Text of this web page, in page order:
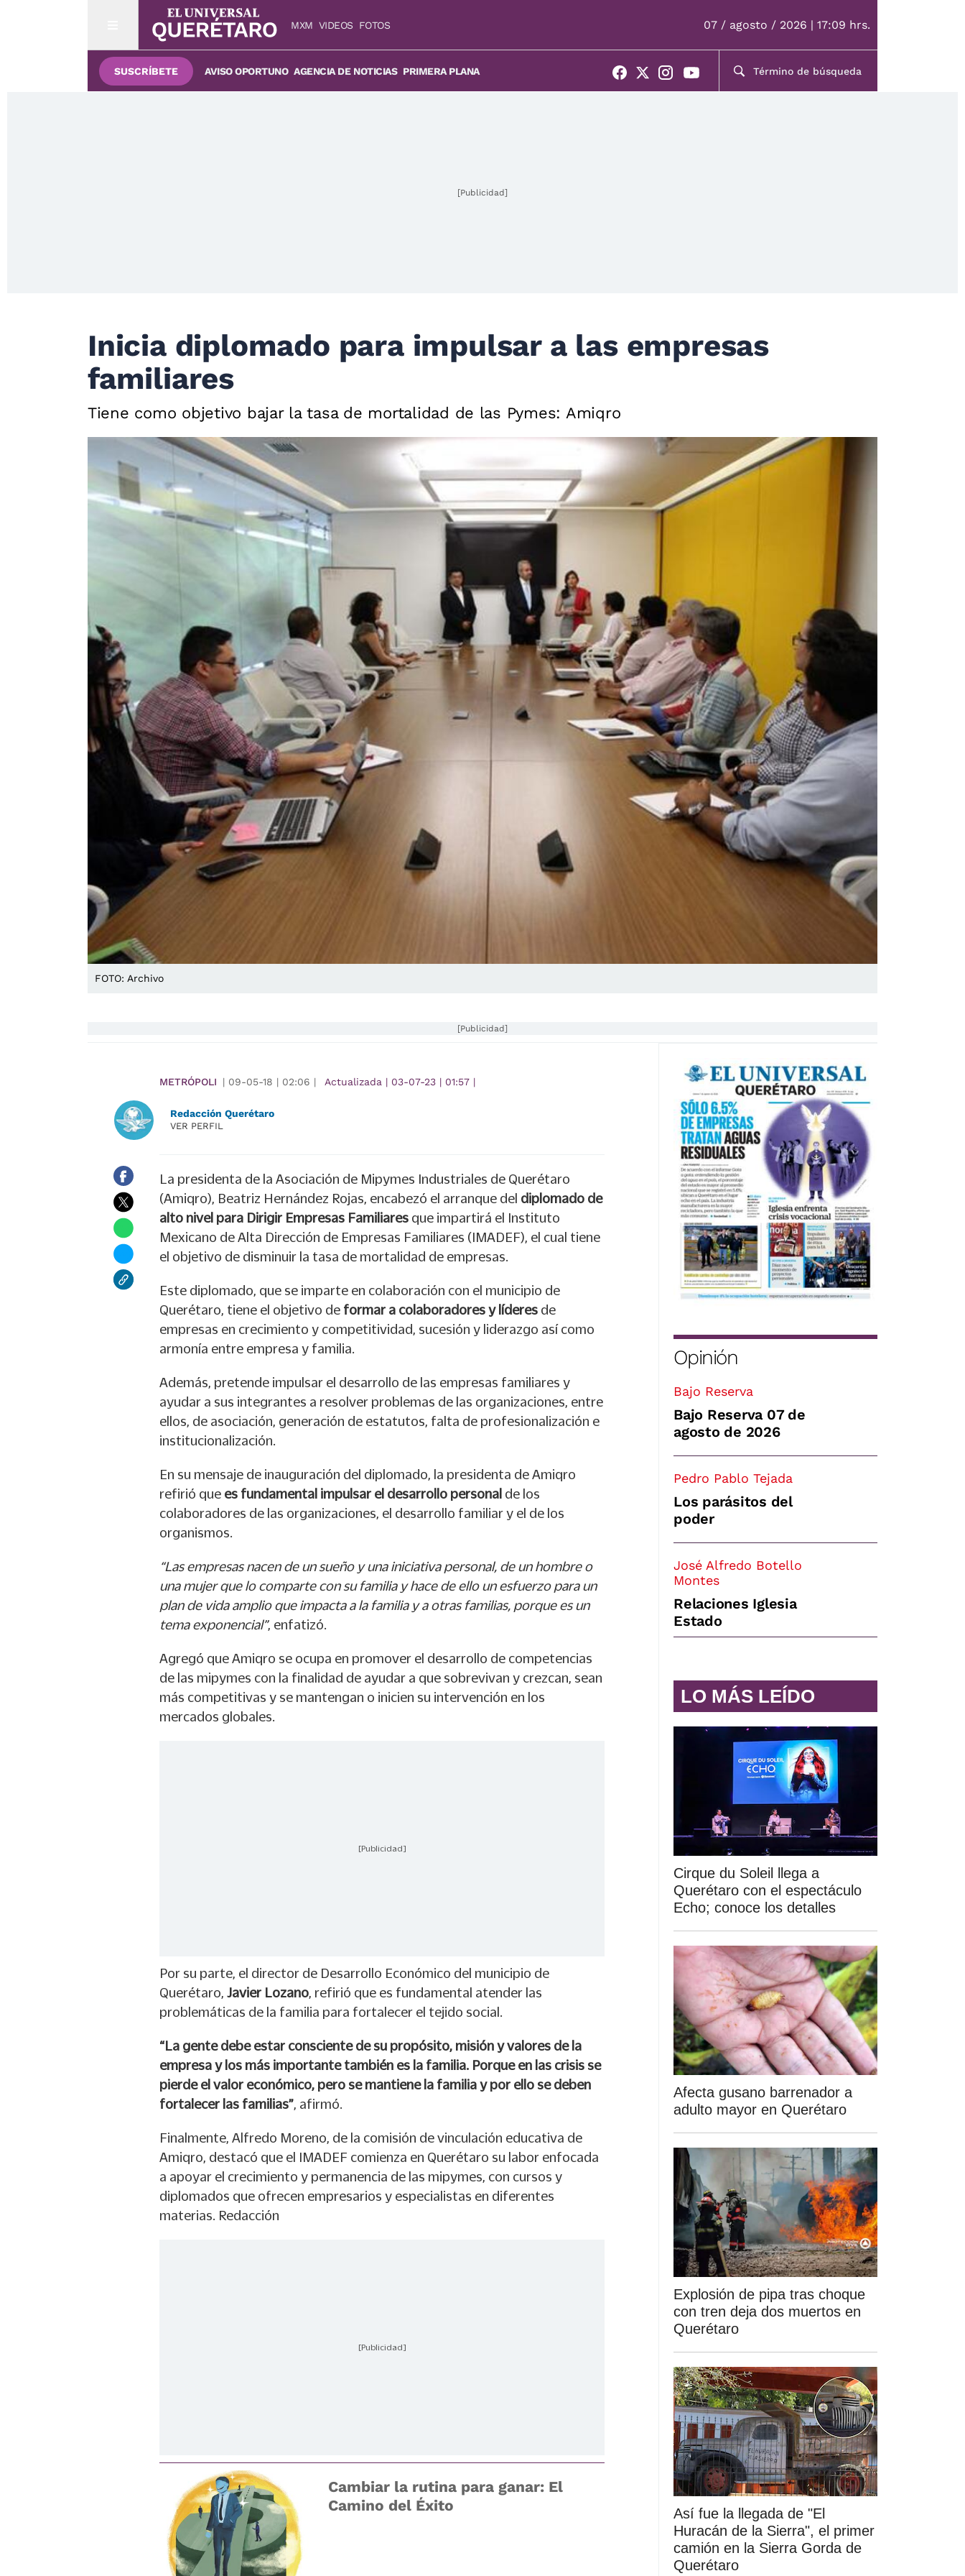
MXM VIDEOS FOTOS 07 / agosto / 2026 | 17:09 hrs.
SUSCRÍBETE AVISO OPORTUNO AGENCIA DE NOTICIAS PRIMERA PLANA
[Publicidad]
Inicia diplomado para impulsar a las empresas
familiares
Tiene como objetivo bajar la tasa de mortalidad de las Pymes: Amiqro
FOTO: Archivo
[Publicidad]
METRÓPOLI | 09-05-18 | 02:06 | Actualizada | 03-07-23 | 01:57 |
Redacción Querétaro
VER PERFIL
La presidenta de la Asociación de Mipymes Industriales de Querétaro
(Amiqro), Beatriz Hernández Rojas, encabezó el arranque del diplomado de
alto nivel para Dirigir Empresas Familiares que impartirá el Instituto
Mexicano de Alta Dirección de Empresas Familiares (IMADEF), el cual tiene
el objetivo de disminuir la tasa de mortalidad de empresas.
Este diplomado, que se imparte en colaboración con el municipio de
Querétaro, tiene el objetivo de formar a colaboradores y líderes de
empresas en crecimiento y competitividad, sucesión y liderazgo así como
armonía entre empresa y familia.
Además, pretende impulsar el desarrollo de las empresas familiares y
ayudar a sus integrantes a resolver problemas de las organizaciones, entre
ellos, de asociación, generación de estatutos, falta de profesionalización e
institucionalización.
En su mensaje de inauguración del diplomado, la presidenta de Amiqro
refirió que es fundamental impulsar el desarrollo personal de los
colaboradores de las organizaciones, el desarrollo familiar y el de los
organismos.
“Las empresas nacen de un sueño y una iniciativa personal, de un hombre o
una mujer que lo comparte con su familia y hace de ello un esfuerzo para un
plan de vida amplio que impacta a la familia y a otras familias, porque es un
tema exponencial”, enfatizó.
Agregó que Amiqro se ocupa en promover el desarrollo de competencias
de las mipymes con la finalidad de ayudar a que sobrevivan y crezcan, sean
más competitivas y se mantengan o inicien su intervención en los
mercados globales.
[Publicidad]
Por su parte, el director de Desarrollo Económico del municipio de
Querétaro, Javier Lozano, refirió que es fundamental atender las
problemáticas de la familia para fortalecer el tejido social.
“La gente debe estar consciente de su propósito, misión y valores de la
empresa y los más importante también es la familia. Porque en las crisis se
pierde el valor económico, pero se mantiene la familia y por ello se deben
fortalecer las familias”, afirmó.
Finalmente, Alfredo Moreno, de la comisión de vinculación educativa de
Amiqro, destacó que el IMADEF comienza en Querétaro su labor enfocada
a apoyar el crecimiento y permanencia de las mipymes, con cursos y
diplomados que ofrecen empresarios y especialistas en diferentes
materias. Redacción
[Publicidad]
Cambiar la rutina para ganar: El
Camino del Éxito
Opinión
Bajo Reserva
Bajo Reserva 07 de
agosto de 2026
Pedro Pablo Tejada
Los parásitos del
poder
José Alfredo Botello
Montes
Relaciones Iglesia
Estado
LO MÁS LEÍDO
Cirque du Soleil llega a
Querétaro con el espectáculo
Echo; conoce los detalles
Afecta gusano barrenador a
adulto mayor en Querétaro
Explosión de pipa tras choque
con tren deja dos muertos en
Querétaro
Así fue la llegada de "El
Huracán de la Sierra", el primer
camión en la Sierra Gorda de
Querétaro